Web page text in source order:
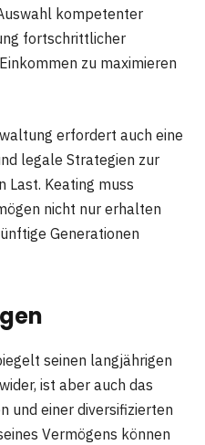
kompetenter
fortschrittlicher
zu maximieren
erfordert auch eine
legale Strategien zur
Last. Keating muss
nicht nur erhalten
Generationen
seinen langjährigen
ist aber auch das
und einer diversifizierten
Vermögens können